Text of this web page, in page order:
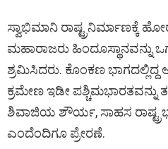
ಸ್ವಾಭಿಮಾನಿ ರಾಷ್ಟ್ರನಿರ್ಮಾಣಕ್ಕೆ
ಮಹಾರಾಜರು ಹಿಂದೂಸ್ಥಾನವನ್ನು
ಶ್ರಮಿಸಿದರು. ಕೊಂಕಣ ಭಾಗದಲ್ಲಿದ್ದ
ಕ್ರಮೇಣ ಇಡೀ ಪಶ್ಚಿಮಭಾರತವನ್ನು
ಶಿವಾಜಿಯ ಶೌರ್ಯ, ಸಾಹಸ
ಎಂದೆಂದಿಗೂ ಪ್ರೇರಣೆ.